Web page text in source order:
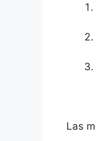
Las